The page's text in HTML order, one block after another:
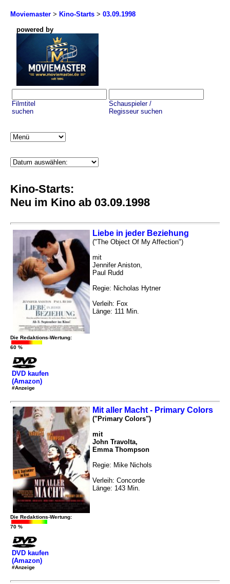
Moviemaster > Kino-Starts > 03.09.1998
powered by
Filmtitel
suchen
Schauspieler /
Regisseur suchen
Kino-Starts:
Neu im Kino ab 03.09.1998
Liebe in jeder Beziehung
("The Object Of My Affection")
mit
Jennifer Aniston,
Paul Rudd
Regie: Nicholas Hytner
Verleih: Fox
Länge: 111 Min.
Die Redaktions-Wertung:
60 %
DVD kaufen
(Amazon)
#Anzeige
Mit aller Macht - Primary Colors
("Primary Colors")
mit
John Travolta,
Emma Thompson
Regie: Mike Nichols
Verleih: Concorde
Länge: 143 Min.
Die Redaktions-Wertung:
70 %
DVD kaufen
(Amazon)
#Anzeige